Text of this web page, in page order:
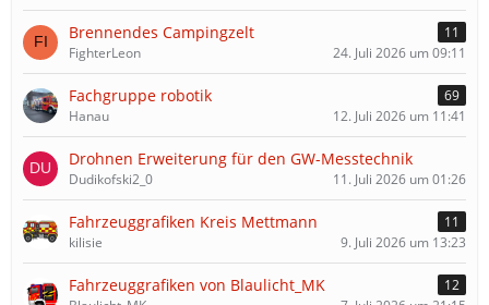
Brennendes Campingzelt
11
FighterLeon
24. Juli 2026 um 09:11
Fachgruppe robotik
69
Hanau
12. Juli 2026 um 11:41
Drohnen Erweiterung für den GW-Messtechnik
Dudikofski2_0 11. Juli 2026 um 01:26
Fahrzeuggrafiken Kreis Mettmann
11
kilisie
9. Juli 2026 um 13:23
Fahrzeuggrafiken von Blaulicht_MK
12